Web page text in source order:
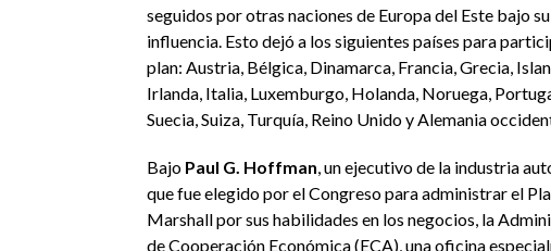
seguidos por otras naciones de Europa del Este bajo su
influencia. Esto dejó a los siguientes países para
plan: Austria, Bélgica, Dinamarca, Francia, Grecia,
Irlanda, Italia, Luxemburgo, Holanda, Noruega,
Suecia, Suiza, Turquía, Reino Unido y Alemania
Bajo Paul G. Hoffman, un ejecutivo de la industria
que fue elegido por el Congreso para administrar el
Marshall por sus habilidades en los negocios, la
de Cooperación Económica (ECA), una oficina